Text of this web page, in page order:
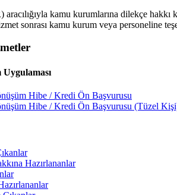
kamu kurumlarına dilekçe
sonrası kamu kurum veya personeline
Hibe / Kredi Ön Başvurusu
Hibe / Kredi Ön Başvurusu (Tüzel
Hazırlananlar